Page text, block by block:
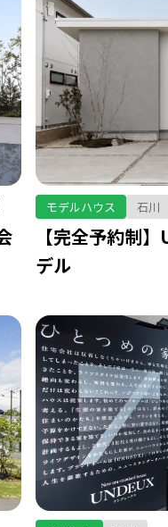
モデルハウス 石川
【完全予約制
デル